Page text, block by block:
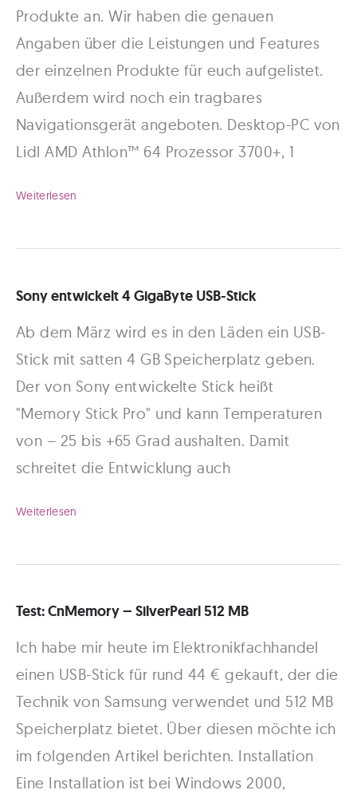
Produkte an. Wir haben die genauen
Angaben über die Leistungen und Features
der einzelnen Produkte für euch aufgelistet.
Außerdem wird noch ein tragbares
Navigationsgerät angeboten. Desktop-PC von
Lidl AMD Athlon™ 64 Prozessor 3700+, 1
Lidl
wieder
Multimediaartikel
an
Weiterlesen
Sony entwickelt 4 GigaByte USB-Stick
Ab dem März wird es in den Läden ein USB-
Stick mit satten 4 GB Speicherplatz geben.
Der von Sony entwickelte Stick heißt
"Memory Stick Pro" und kann Temperaturen
von – 25 bis +65 Grad aushalten. Damit
schreitet die Entwicklung auch
Sony
4
USB-
Stick
Weiterlesen
Test: CnMemory – SilverPearl 512 MB
Ich habe mir heute im Elektronikfachhandel
einen USB-Stick für rund 44 € gekauft, der die
Technik von Samsung verwendet und 512 MB
Speicherplatz bietet. Über diesen möchte ich
im folgenden Artikel berichten. Installation
Eine Installation ist bei Windows 2000,